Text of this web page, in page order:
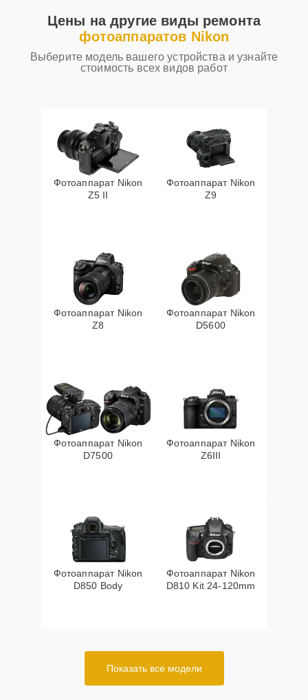
Цены на другие виды ремонта
фотоаппаратов Nikon
Выберите модель вашего устройства и узнайте
стоимость всех видов работ
Фотоаппарат Nikon
Z5 II
Фотоаппарат Nikon
Z9
Фотоаппарат Nikon
Z8
Фотоаппарат Nikon
D5600
Фотоаппарат Nikon
D7500
Фотоаппарат Nikon
Z6III
Фотоаппарат Nikon
D850 Body
Фотоаппарат Nikon
D810 Kit 24-120mm
Показать все модели